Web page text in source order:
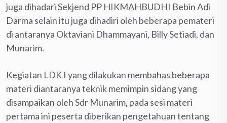
juga dihadari Sekjend PP HIKMAHBUDHI Bebin Adi
Darma selain itu juga dihadiri oleh beberapa pemateri
di antaranya Oktaviani Dhammayani, Billy Setiadi, dan
Munarim.
Kegiatan LDK I yang dilakukan membahas beberapa
materi diantaranya teknik memimpin sidang yang
disampaikan oleh Sdr Munarim, pada sesi materi
pertama ini peserta diberikan pengetahuan tentang